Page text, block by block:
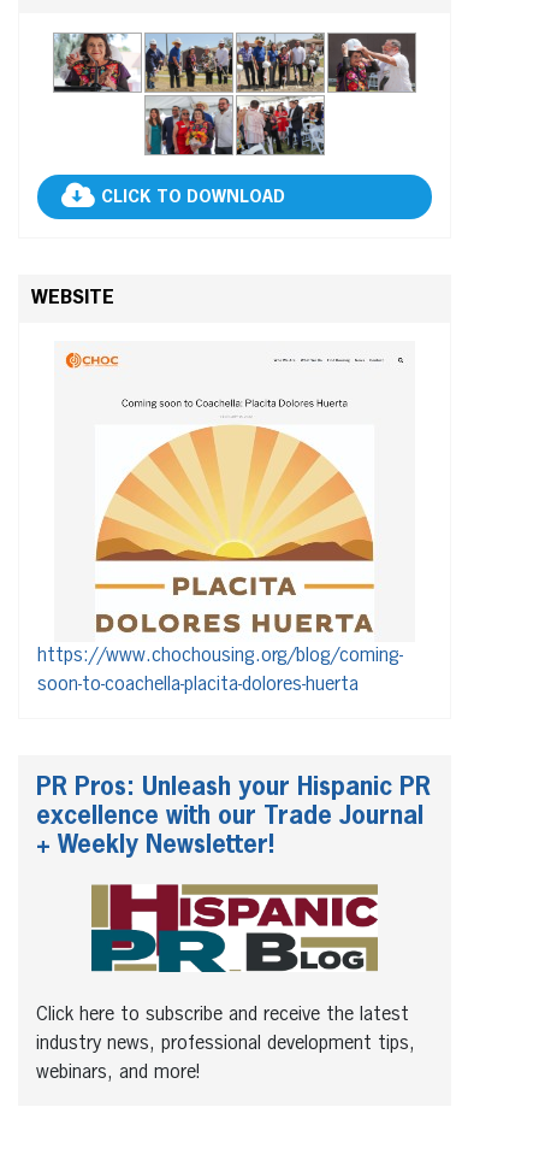
CLICK TO DOWNLOAD
WEBSITE
https://www.chochousing.org/blog/coming-
soon-to-coachella-placita-dolores-huerta
PR Pros: Unleash your Hispanic PR
excellence with our Trade Journal
+ Weekly Newsletter!
Click here to subscribe and receive the latest
industry news, professional development tips,
webinars, and more!